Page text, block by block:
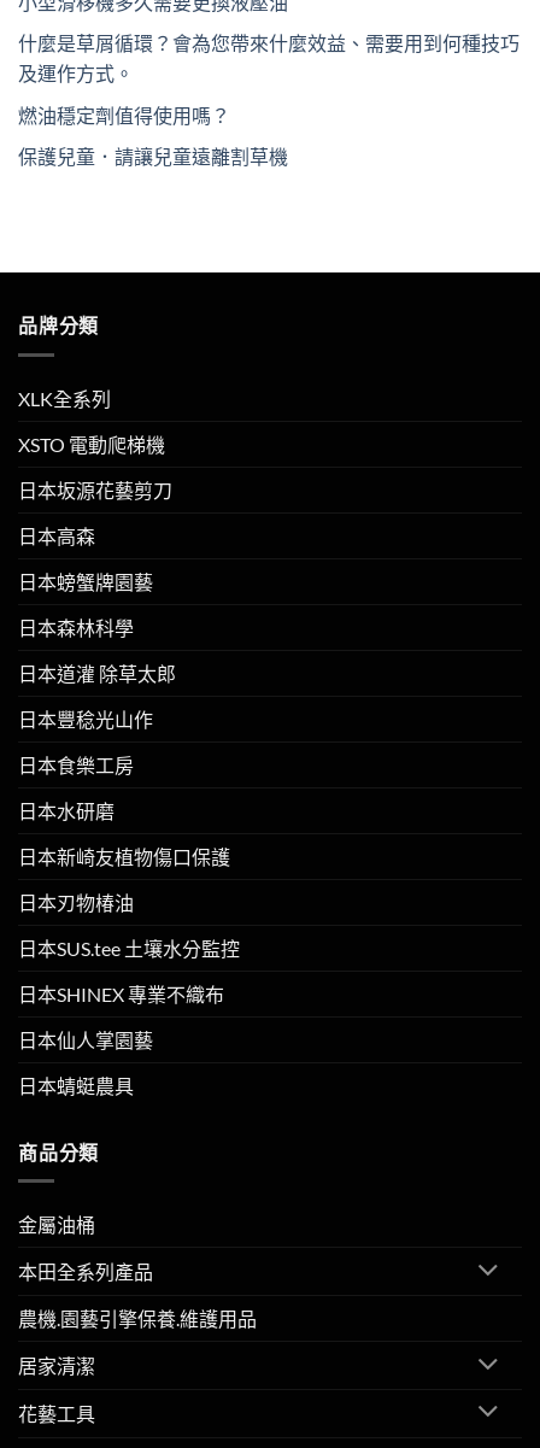
什麼是草屑循環？會為您帶來什麼效益、需要用到何種技巧
及運作方式。
燃油穩定劑值得使用嗎？
保護兒童．請讓兒童遠離割草機
品牌分類
XLK全系列
XSTO 電動爬梯機
日本坂源花藝剪刀
日本高森
日本螃蟹牌園藝
日本森林科學
日本道灌 除草太郎
日本豐稔光山作
日本食樂工房
日本水研磨
日本新崎友植物傷口保護
日本刃物椿油
日本SUS.tee 土壤水分監控
日本SHINEX 專業不織布
日本仙人掌園藝
日本蜻蜓農具
商品分類
金屬油桶
本田全系列產品
農機.園藝引擎保養.維護用品
居家清潔
花藝工具